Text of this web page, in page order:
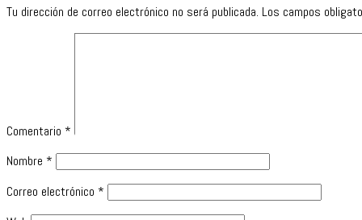
Tu dirección de correo electrónico no será publicada. Los campos
Comentario *
Nombre *
Correo electrónico *